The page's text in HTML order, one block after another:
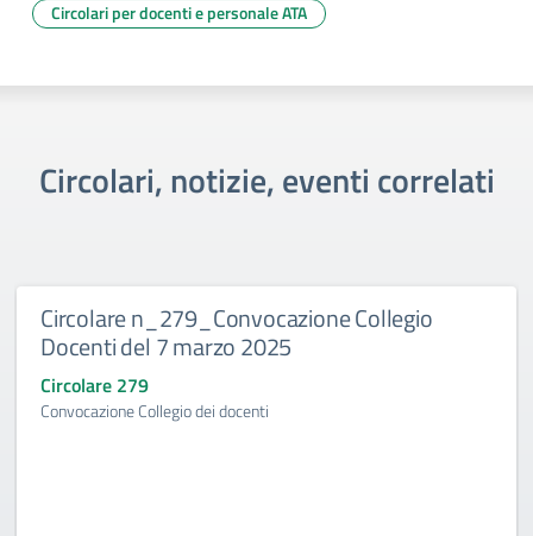
Circolari per docenti e personale ATA
Circolari, notizie, eventi correlati
Circolare n_279_Convocazione Collegio
Docenti del 7 marzo 2025
Circolare 279
Convocazione Collegio dei docenti